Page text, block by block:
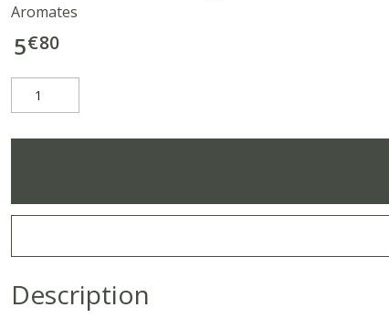
Aromates
5€80
Description